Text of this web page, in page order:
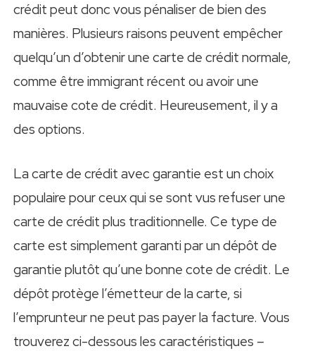
crédit peut donc vous pénaliser de bien des
manières. Plusieurs raisons peuvent empêcher
quelqu’un d’obtenir une carte de crédit normale,
comme être immigrant récent ou avoir une
mauvaise cote de crédit. Heureusement, il y a
des options.
La carte de crédit avec garantie est un choix
populaire pour ceux qui se sont vus refuser une
carte de crédit plus traditionnelle. Ce type de
carte est simplement garanti par un dépôt de
garantie plutôt qu’une bonne cote de crédit. Le
dépôt protège l’émetteur de la carte, si
l’emprunteur ne peut pas payer la facture. Vous
trouverez ci-dessous les caractéristiques –